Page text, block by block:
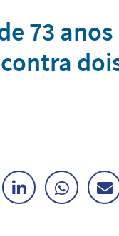
73 anos
LinkedIn